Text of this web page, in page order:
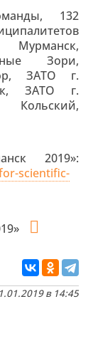
132
Мурманск,
Зори,
ЗАТО г.
ЗАТО г.
Кольский,
2019»:
scientific-
в 14:45